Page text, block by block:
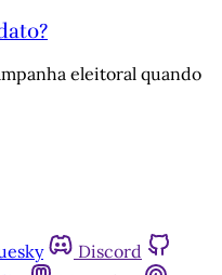
eleitoral quando
Discord